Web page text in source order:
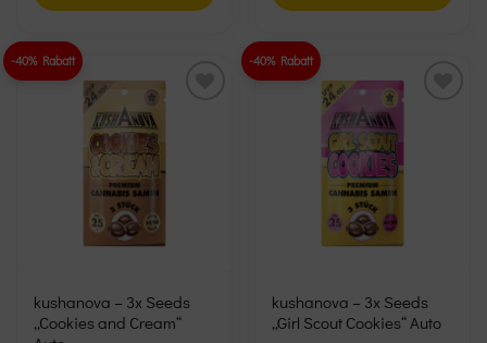
-40% Rabatt
kushanova – 3x Seeds
„Cookies and Cream“
-40% Rabatt
kushanova – 3x Seeds
„Girl Scout Cookies“ Auto